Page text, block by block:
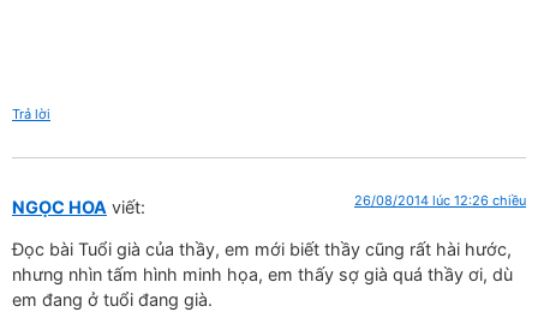
Trả lời
NGỌC HOA viết: 26/08/2014 lúc 12:26 chiều
Đọc bài Tuổi già của thầy, em mới biết thầy cũng rất hài hước,
nhưng nhìn tấm hình minh họa, em thấy sợ già quá thầy ơi, dù
em đang ở tuổi đang già.